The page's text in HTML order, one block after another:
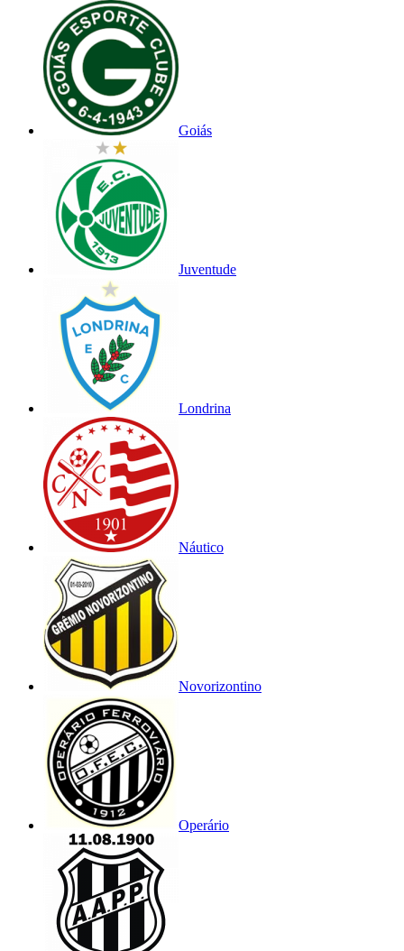
Goiás
Juventude
Londrina
Náutico
Novorizontino
Operário